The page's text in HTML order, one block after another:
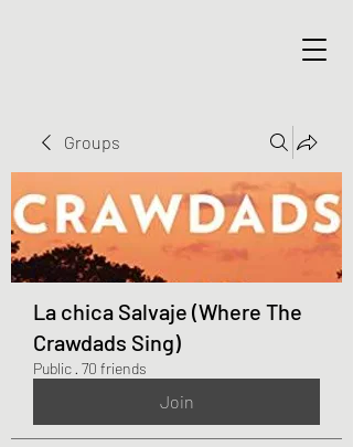
Groups
La chica Salvaje (Where The
Crawdads Sing)
Public · 70 friends
Join